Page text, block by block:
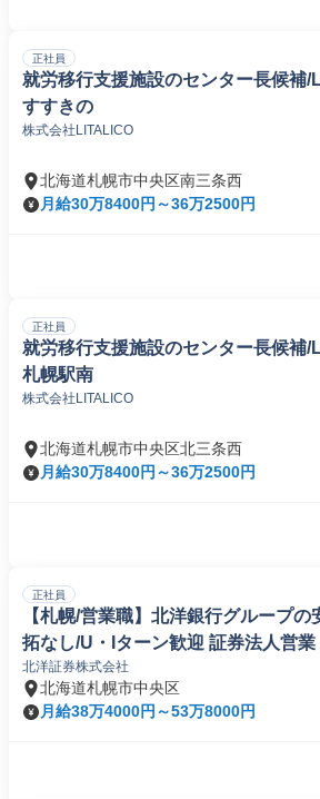
正社員
就労移行支援施設のセンター長候補/
すすきの
株式会社LITALICO
北海道札幌市中央区南三条西
月給30万8400円～36万2500円
正社員
就労移行支援施設のセンター長候補/
札幌駅南
株式会社LITALICO
北海道札幌市中央区北三条西
月給30万8400円～36万2500円
正社員
【札幌/営業職】北洋銀行グループの
拓なし/U・Iターン歓迎 証券法人営業
北洋証券株式会社
北海道札幌市中央区
月給38万4000円～53万8000円